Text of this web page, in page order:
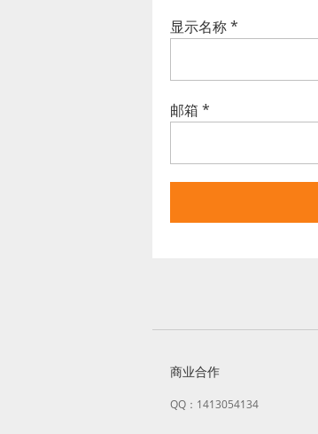
显示名称*
邮箱 *
商业合作
QQ：1413054134